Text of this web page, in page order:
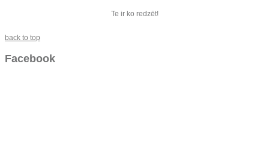
Te ir ko redzēt!
back to top
Facebook